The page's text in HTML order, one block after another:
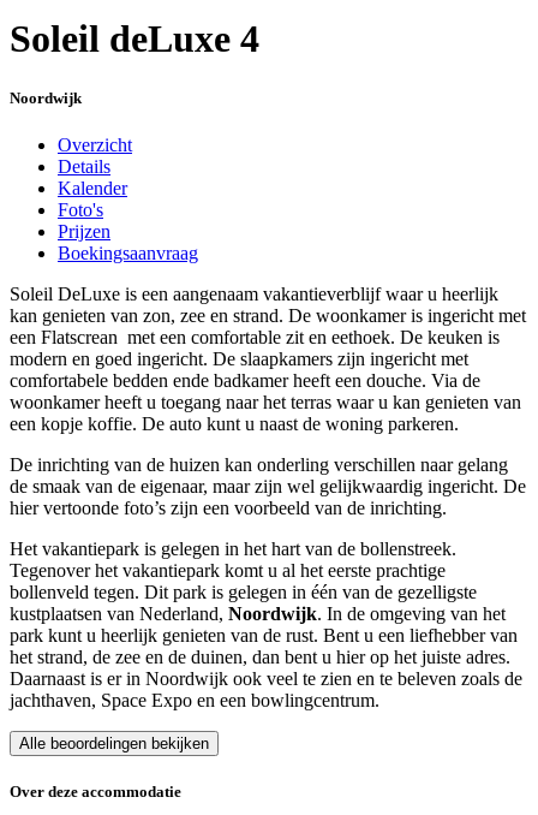
Soleil deLuxe 4
Noordwijk
Overzicht
Details
Kalender
Foto's
Prijzen
Boekingsaanvraag
Soleil DeLuxe is een aangenaam vakantieverblijf waar u heerlijk
kan genieten van zon, zee en strand. De woonkamer is ingericht met
een Flatscrean met een comfortable zit en eethoek. De keuken is
modern en goed ingericht. De slaapkamers zijn ingericht met
comfortabele bedden ende badkamer heeft een douche. Via de
woonkamer heeft u toegang naar het terras waar u kan genieten van
een kopje koffie. De auto kunt u naast de woning parkeren.
De inrichting van de huizen kan onderling verschillen naar gelang
de smaak van de eigenaar, maar zijn wel gelijkwaardig ingericht. De
hier vertoonde foto’s zijn een voorbeeld van de inrichting.
Het vakantiepark is gelegen in het hart van de bollenstreek.
Tegenover het vakantiepark komt u al het eerste prachtige
bollenveld tegen. Dit park is gelegen in één van de gezelligste
kustplaatsen van Nederland, Noordwijk. In de omgeving van het
park kunt u heerlijk genieten van de rust. Bent u een liefhebber van
het strand, de zee en de duinen, dan bent u hier op het juiste adres.
Daarnaast is er in Noordwijk ook veel te zien en te beleven zoals de
jachthaven, Space Expo en een bowlingcentrum.
Alle beoordelingen bekijken
Over deze accommodatie